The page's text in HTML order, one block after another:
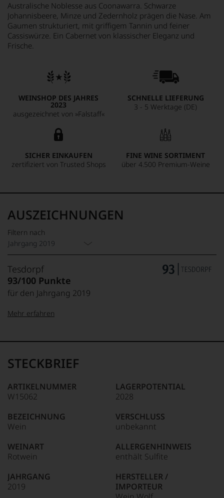
Australische Noblesse aus Coonawarra. Schwarze
Johannisbeere, Minze und Zedernholz prägen die Nase. Am
Gaumen strukturiert, mit griffigem Tannin und feiner
Cassiswürze. Ein Cabernet von klassischer Eleganz und
Frische.
WEINSHOP DES JAHRES
2023
ausgezeichnet von »Falstaff«
SCHNELLE LIEFERUNG
3 - 5 Werktage (DE)
SICHER EINKAUFEN
zertifiziert von Trusted Shops
FINE WINE SORTIMENT
über 4.500 Premium-Weine
AUSZEICHNUNGEN
Filtern nach
Jahrgang 2019
Tesdorpf
93/100 Punkte
für den Jahrgang 2019
95–98 Punkte:
90–94 Punkte:
Unter 85 Punkte:
Name
Tesdorpf
für
»Fine
für
die
edlen
Weine
der
Welt,
kaum
ein
Mehr erfahren
STECKBRIEF
ARTIKELNUMMER
W15062
BEZEICHNUNG
Wein
WEINART
Rotwein
JAHRGANG
2019
LAGERPOTENTIAL
2028
VERSCHLUSS
unbekannt
ALLERGENHINWEIS
enthält Sulfite
HERSTELLER /
IMPORTEUR